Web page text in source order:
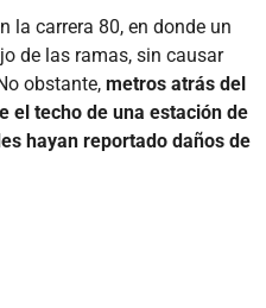
la carrera 80, en donde un
de las ramas, sin causar
obstante, metros atrás del
el techo de una estación de
hayan reportado daños de